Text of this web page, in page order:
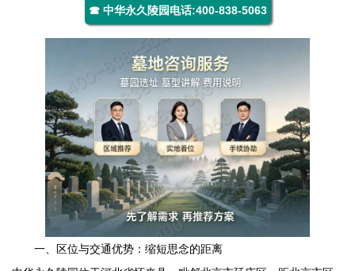
☎ 中华永久陵园电话:400-838-5063
一、区位与交通优势：缩短思念的距离